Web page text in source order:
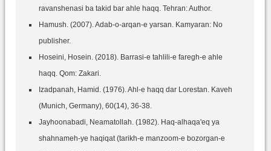
ravanshenasi ba takid bar ahle haqq. Tehran: Author.
Hamush. (2007). Adab-o-arqan-e yarsan. Kamyaran: No
publisher.
Hoseini, Hosein. (2018). Barrasi-e tahlili-e faregh-e ahle
haqq. Qom: Zakari.
Izadpanah, Hamid. (1976). Ahl-e haqq dar Lorestan. Kaveh
(Munich, Germany), 60(14), 36-38.
Jayhoonabadi, Neamatollah. (1982). Haq-alhaqa'eq ya
shahnameh-ye haqiqat (tarikh-e manzoom-e bozorgan-e